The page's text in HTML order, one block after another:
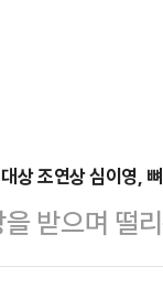
상 조연상 심이영,
받으며 떨
에서 열린